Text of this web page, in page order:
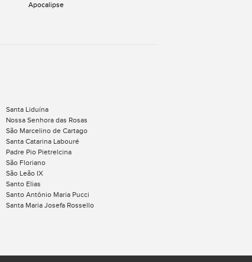
Apocalipse
Santa Liduína
Nossa Senhora das Rosas
São Marcelino de Cartago
Santa Catarina Labouré
Padre Pio Pietrelcina
São Floriano
São Leão IX
Santo Elias
Santo Antônio Maria Pucci
Santa Maria Josefa Rossello